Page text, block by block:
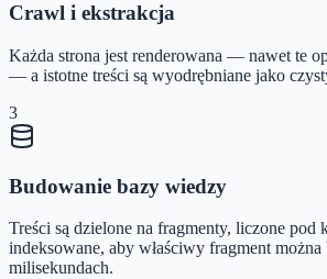
Crawl i ekstrakcja
Każda strona jest renderowana — nawet te
— a istotne treści są wyodrębniane jako
3
Budowanie bazy wiedzy
Treści są dzielone na fragmenty, liczone pod
indeksowane, aby właściwy fragment można
milisekundach.